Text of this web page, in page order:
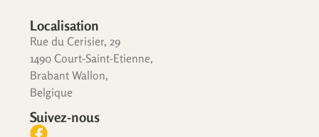
Localisation
Rue du Cerisier, 29
1490 Court-Saint-Etienne,
Brabant Wallon,
Belgique
Suivez-nous